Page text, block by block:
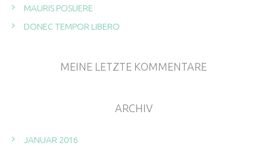
MAURIS POSUERE
DONEC TEMPOR LIBERO
MEINE LETZTE KOMMENTARE
ARCHIV
JANUAR 2016